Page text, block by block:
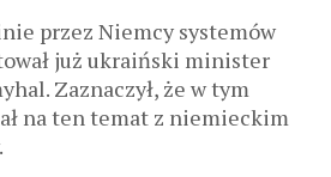
przez Niemcy systemów
już ukraiński minister
Zaznaczył, że w tym
na ten temat z niemieckim